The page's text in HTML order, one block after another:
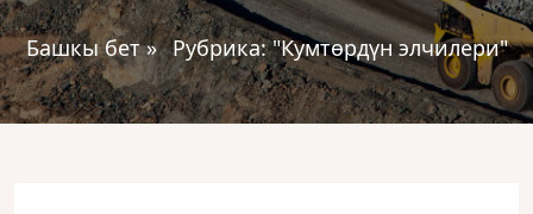
Башкы бет» Рубрика:"Кумтөрдүн элчилери"